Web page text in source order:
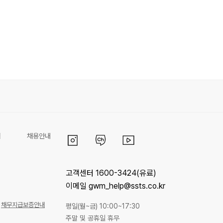
채용안내
채무지급보증안내
고객센터 1600-3424(유료)
이메일 gwm_help@ssts.co.kr
평일(월~금) 10:00~17:30
주말 및 공휴일 휴무